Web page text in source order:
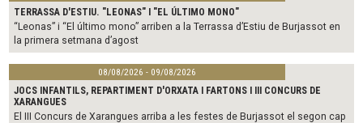
TERRASSA D'ESTIU. "LEONAS" I "EL ÚLTIMO MONO"
“Leonas” i “El último mono” arriben a la Terrassa d’Estiu de Burjassot en
la primera setmana d’agost
08/08/2026 - 09/08/2026
JOCS INFANTILS, REPARTIMENT D'ORXATA I FARTONS I III CONCURS DE
XARANGUES
El III Concurs de Xarangues arriba a les festes de Burjassot el segon cap